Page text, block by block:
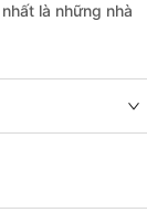
là những nhà